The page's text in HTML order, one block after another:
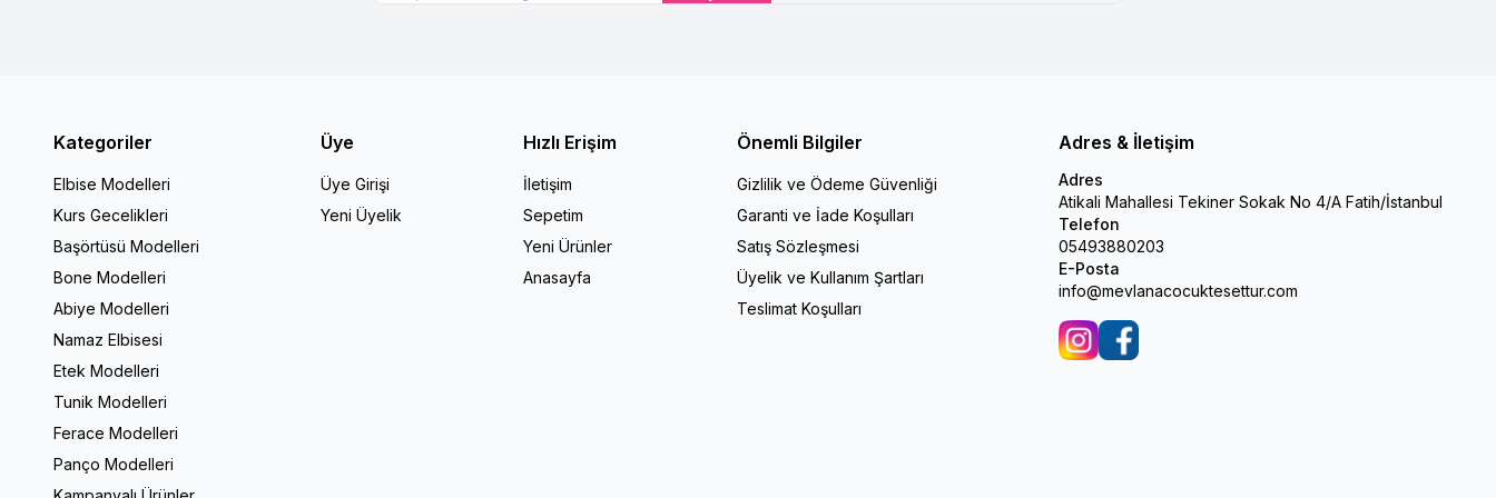
Kategoriler
Elbise Modelleri
Kurs Gecelikleri
Başörtüsü Modelleri
Bone Modelleri
Abiye Modelleri
Namaz Elbisesi
Etek Modelleri
Tunik Modelleri
Ferace Modelleri
Panço Modelleri
Üye
Üye Girişi
Yeni Üyelik
Hızlı Erişim
İletişim
Sepetim
Yeni Ürünler
Anasayfa
Önemli Bilgiler
Gizlilik ve Ödeme Güvenliği
Garanti ve İade Koşulları
Satış Sözleşmesi
Üyelik ve Kullanım Şartları
Teslimat Koşulları
Adres & İletişim
Adres
Atikali Mahallesi Tekiner Sokak No 4/A Fatih/İstanbul
Telefon
05493880203
E-Posta
info@mevlanacocuktesettur.com
İnstagramFacebook